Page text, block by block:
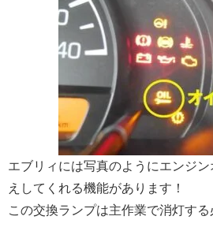
エブリィには写真のようにエンジ
えしてくれる機能があります！
この交換ランプは主作業で消灯する